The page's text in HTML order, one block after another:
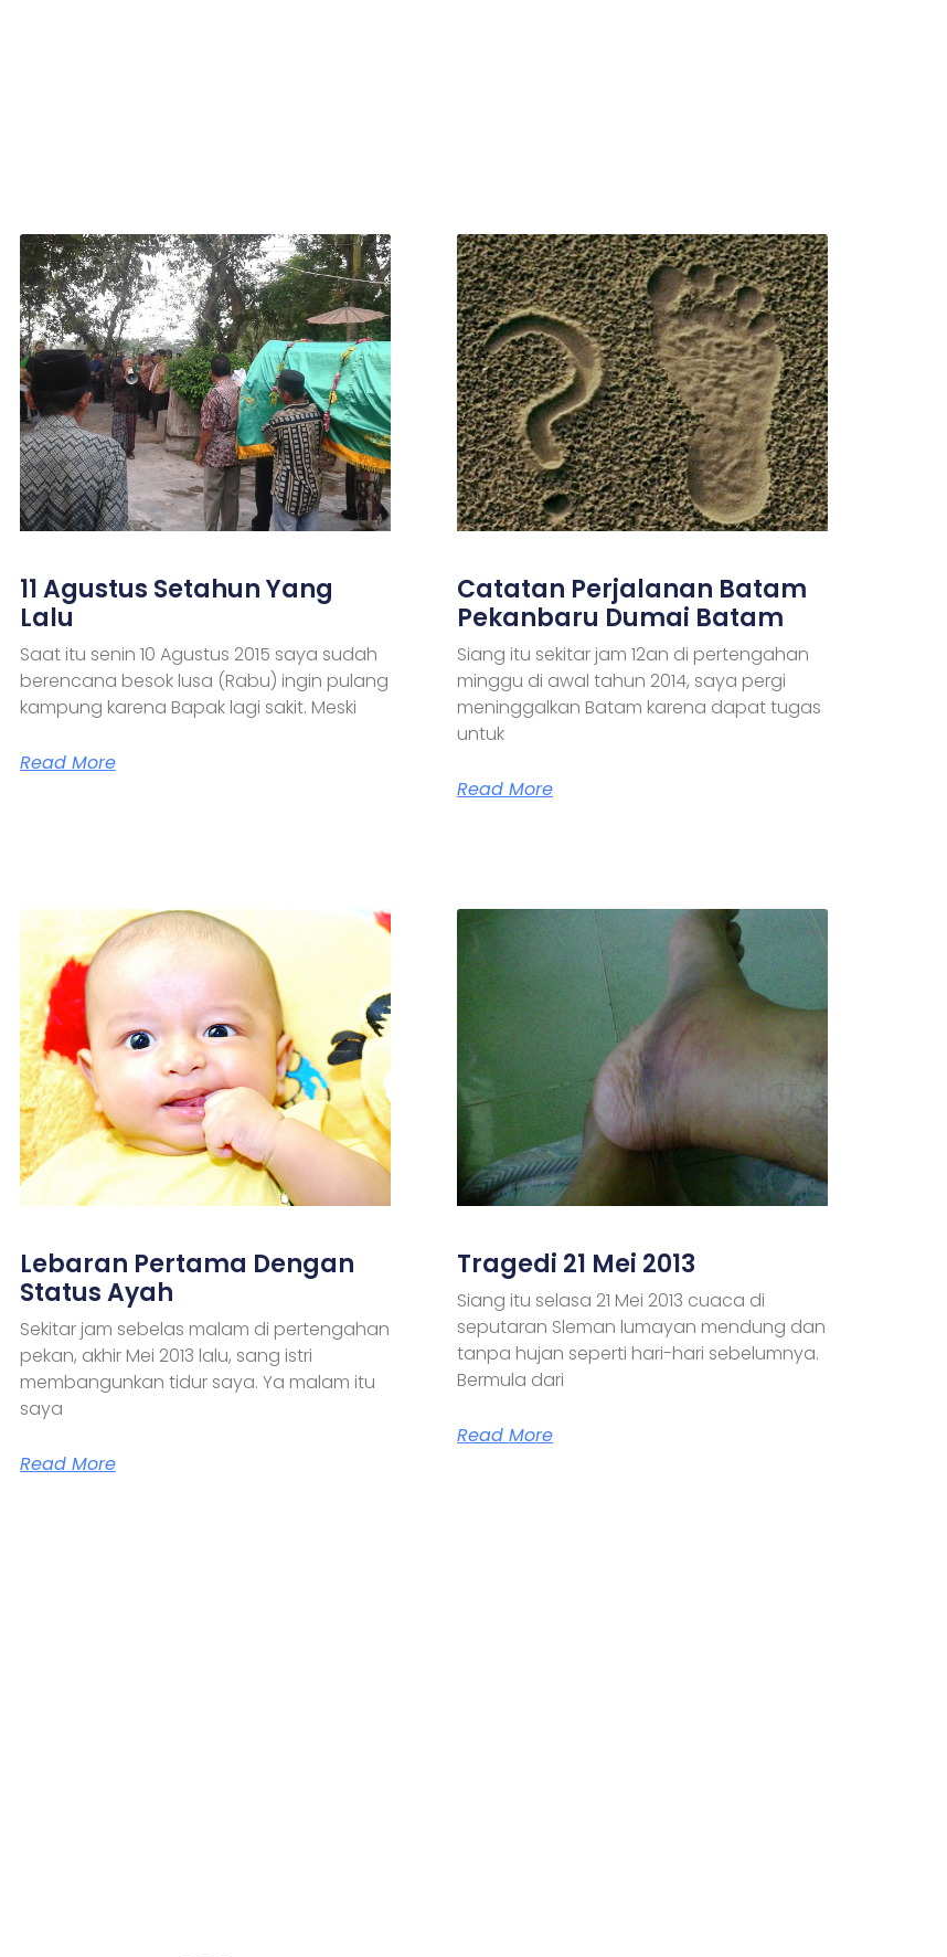
11 Agustus Setahun Yang
Lalu
Saat itu senin 10 Agustus 2015 saya sudah
berencana besok lusa (Rabu) ingin pulang
kampung karena Bapak lagi sakit. Meski
Read More
Catatan Perjalanan Batam
Pekanbaru Dumai Batam
Siang itu sekitar jam 12an di pertengahan
minggu di awal tahun 2014, saya pergi
meninggalkan Batam karena dapat tugas
untuk
Read More
Lebaran Pertama Dengan
Status Ayah
Sekitar jam sebelas malam di pertengahan
pekan, akhir Mei 2013 lalu, sang istri
membangunkan tidur saya. Ya malam itu
saya
Read More
Tragedi 21 Mei 2013
Siang itu selasa 21 Mei 2013 cuaca di
seputaran Sleman lumayan mendung dan
tanpa hujan seperti hari-hari sebelumnya.
Bermula dari
Read More